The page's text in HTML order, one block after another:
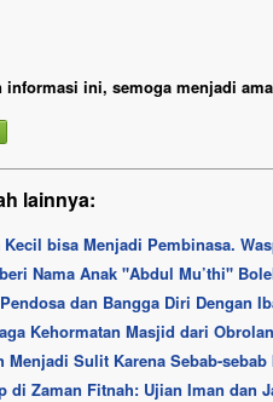
informasi ini, semoga menjadi
lainnya:
Kecil bisa Menjadi Pembinasa.
Nama Anak ''Abdul Mu’thi''
dan Bangga Diri Dengan
Kehormatan Masjid dari
Menjadi Sulit Karena Sebab-sebab
di Zaman Fitnah: Ujian Iman dan